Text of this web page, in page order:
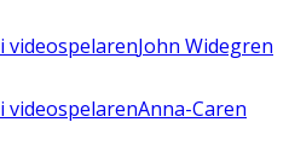
i videospelarenJohn Widegren
i videospelarenAnna-Caren